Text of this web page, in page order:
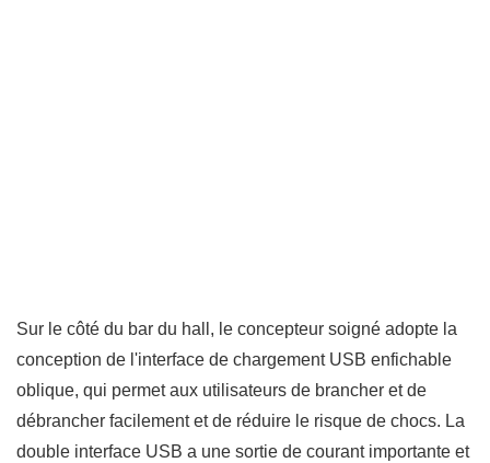
Sur le côté du bar du hall, le concepteur soigné adopte la
conception de l'interface de chargement USB enfichable
oblique, qui permet aux utilisateurs de brancher et de
débrancher facilement et de réduire le risque de chocs. La
double interface USB a une sortie de courant importante et